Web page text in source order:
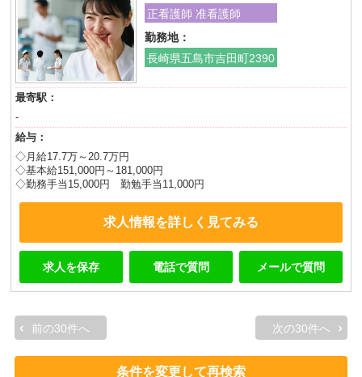
正看護師 准看護師
勤務地：
長崎県五島市吉田町2390
最寄駅：
-
給与：
◇月給17.7万～20.7万円
◇基本給151,000円～181,000円
◇勤務手当15,000円 勤勉手当11,000円
求人情報を詳しく見てみる
求人を保存 電話で質問 メールで質問
前の30件へ 次の30件へ
条件を変更して再検索